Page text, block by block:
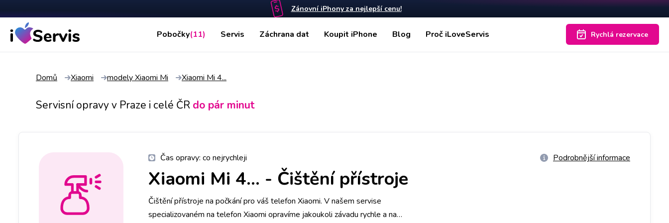
Zánovní iPhony za nejlepší cenu!
Pobočky(11) Servis Záchrana dat Koupit iPhone Blog Proč iLoveServis Rychlá rezervace
Domů Xiaomi modely Xiaomi Mi Xiaomi Mi 4...
Servisní opravy v Praze i celé ČR do pár minut
Čas opravy: co nejrychleji Podrobnější informace
Xiaomi Mi 4... - Čištění přístroje
Čištění přístroje na počkání pro váš telefon Xiaomi. V našem servise
specializovaném na telefon Xiaomi opravíme jakoukoli závadu rychle a na